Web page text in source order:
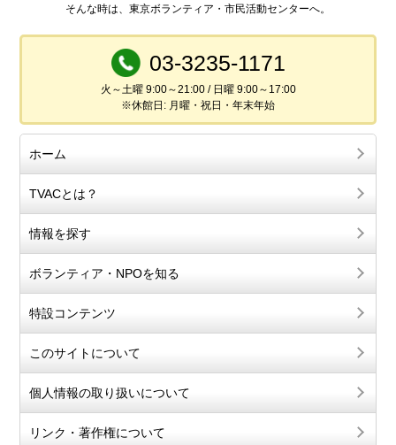
そんな時は、東京ボランティア・市民活動センターへ。
03-3235-1171
火～土曜 9:00～21:00 / 日曜 9:00～17:00
※休館日: 月曜・祝日・年末年始
ホーム
TVACとは？
情報を探す
ボランティア・NPOを知る
特設コンテンツ
このサイトについて
個人情報の取り扱いについて
リンク・著作権について